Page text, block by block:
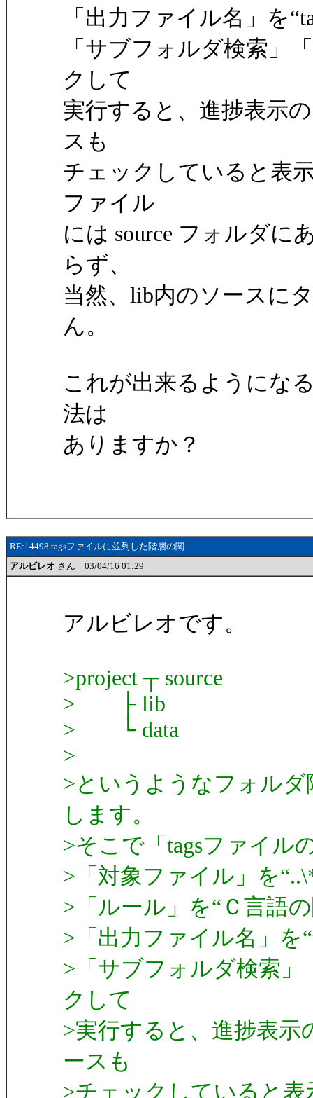
「出力ファイル名」を
「サブフォルダ検索」
クして
実行すると、進捗表示
スも
チェックしていると表
ファイル
には source フォルダに
らず、
当然、lib内のソースに
ん。
これが出来るようにな
法は
ありますか？
RE:14498 tagsファイルに並列した階層の関
アルビレオ さん 03/04/16 01:29
アルビレオです。
>project ┬ source
> ├ lib
> └ data
>
>というようなフォルダ
します。
>そこで「tagsファイル
>「対象ファイル」を
>「ルール」を“Ｃ言語
>「出力ファイル名」を
>「サブフォルダ検索
クして
>実行すると、進捗表
ースも
>チェックしていると